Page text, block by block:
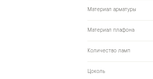
Материал арматуры
Материал плафона
Количество ламп
Цоколь